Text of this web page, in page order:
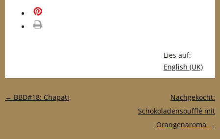
Lies auf:
English (UK)
Post-Navigation
← BBD#18: Chapati
Nachgekocht:
Schokoladensoufflé mit
Orangenaroma →